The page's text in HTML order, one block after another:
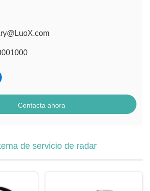
Contacta ahora
de servicio de radar